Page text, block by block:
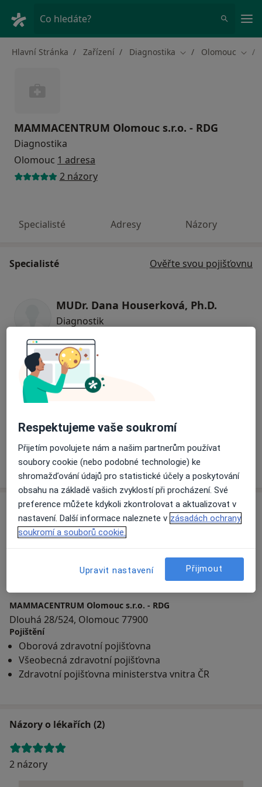
Co hledáte?
Hlavní Stránka Zařízení Diagnostika Změna města
Olomouc
MAMMACENTRUM Olomouc s.r.o. - RDG
Diagnostika
Olomouc 1 adresa
2 názory
Specialisté Adresy Názory
Specialisté Ověřte svou pojišťovnu
MUDr. Dana Houserková, Ph.D.
Diagnostik
Eva Buriánková
Diagnostik
MUDr. Kateřina Spáčilová
Diagnostik
Adresa
MAMMACENTRUM Olomouc s.r.o. - RDG
Dlouhá 28/524, Olomouc 77900
Pojištění
Oborová zdravotní pojišťovna
Všeobecná zdravotní pojišťovna
Zdravotní pojišťovna ministerstva vnitra ČR
Názory o lékařích (2)
2 názory
Respektujeme vaše soukromí
Přijetím povolujete nám a našim partnerům používat
soubory cookie (nebo podobné technologie) ke
shromažďování údajů pro statistické účely a poskytování
obsahu na základě vašich zvyklostí při procházení. Své
preference můžete kdykoli zkontrolovat a aktualizovat v
nastavení. Další informace naleznete v zásadách ochrany
soukromí a souborů cookie.
Upravit nastavení Přijmout